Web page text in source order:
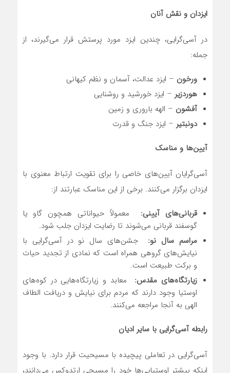
ایزدان و نقش آنان
در آسی‌گرایی، چندین ایزد مورد پرستش قرار می‌گیرند، از
جمله:
ورخون – ایزد عدالت، آسمان و نظم کیهانی
هوردزیر – ایزد خورشید و روشنایی
آفشون – الهه باروری و زمین
دونبتیر – ایزد جنگ و قدرت
آیین‌ها و مناسک
آسی‌گرایان آیین‌های خاصی را برای تقویت ارتباط معنوی با
ایزدان برگزار می‌کنند. برخی از این مناسک عبارتند از:
قربانی‌های آیینی: معمولاً حیواناتی همچون گاو یا
گوسفند قربانی می‌شوند تا رضایت ایزدان جلب شود.
مراسم سال نو: جشن‌های سال نو در آسی‌گرایی با
نیایش‌های گروهی همراه است که نمادی از تجدید حیات
و برکت طبیعت است.
زیارتگاه‌های مقدس: معابد و زیارتگاه‌هایی در کوه‌های
اوستیا وجود دارند که مردم برای نیایش و دریافت الطاف
الهی به آنجا مراجعه می‌کنند.
رابطه آسی‌گرایی با سایر ادیان
آسی‌گرایی در تعاملی پیچیده با مسیحیت قرار دارد. با وجود
اینکه بیشتر اوستیایی‌ها خود را مسیحی ارتدوکس می‌دانند،